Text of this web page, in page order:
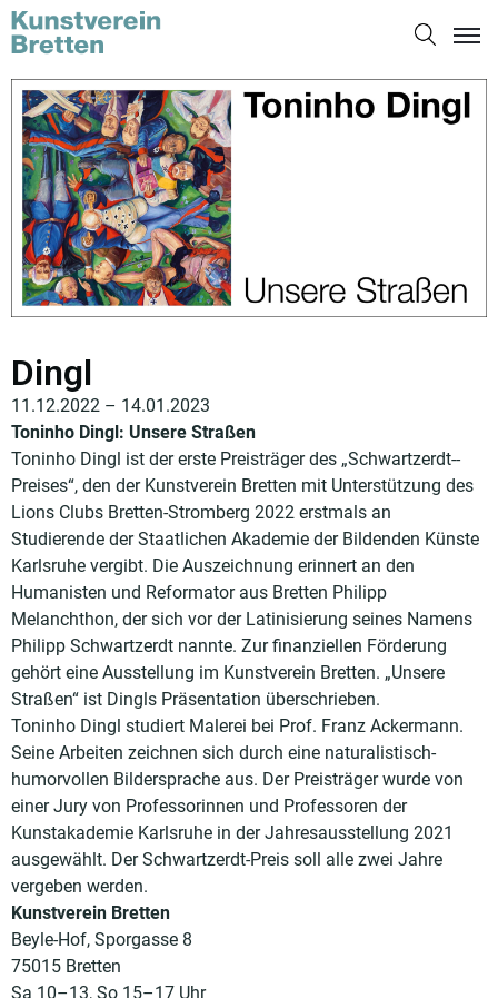
Dingl
11.12.2022 – 14.01.2023
Toninho Dingl: Unsere Straßen
Toninho Dingl ist der erste Preisträger des „Schwartzerdt-­
Preises“, den der Kunstverein Bretten mit Unterstützung des
Lions Clubs Bretten-Stromberg 2022 erstmals an
Studierende der Staatlichen Akademie der Bildenden Künste
Karlsruhe vergibt. Die Auszeichnung erinnert an den
Humanisten und Reformator aus Bretten Philipp
Melanchthon, der sich vor der Latinisierung seines Namens
Philipp Schwartzerdt nannte. Zur finanziellen Förderung
gehört eine Ausstellung im Kunstverein Bretten. „Unsere
Straßen“ ist Dingls Präsentation überschrieben.
Toninho Dingl studiert Malerei bei Prof. Franz Ackermann.
Seine Arbeiten zeichnen sich durch eine naturalistisch-
humorvollen Bildersprache aus. Der Preisträger wurde von
einer Jury von Professorinnen und Professoren der
Kunstakademie Karlsruhe in der Jahresausstellung 2021
ausgewählt. Der Schwartzerdt-Preis soll alle zwei Jahre
vergeben werden.
Kunstverein Bretten
Beyle-Hof, Sporgasse 8
75015 Bretten
Sa 10–13, So 15–17 Uhr